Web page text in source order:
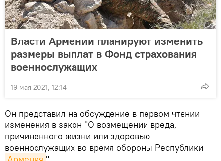
Власти Армении планируют изменить
размеры выплат в Фонд страхования
военнослужащих
19 мая 2021, 12:14
Он представил на обсуждение в первом чтении
изменения в закон "О возмещении вреда,
причиненного жизни или здоровью
военнослужащих во время обороны Республики
Армения ".